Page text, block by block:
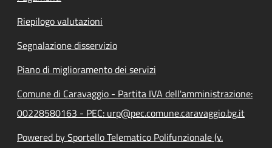
Riepilogo valutazioni
Segnalazione disservizio
Piano di miglioramento dei servizi
Comune di Caravaggio - Partita IVA dell'amministrazione:
00228580163 - PEC: urp@pec.comune.caravaggio.bg.it
Powered by Sportello Telematico Polifunzionale (v.